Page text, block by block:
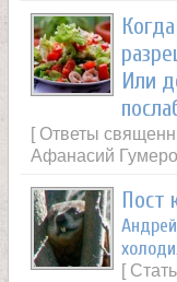
Или
[ Ответы
Афанасий
Пост
[